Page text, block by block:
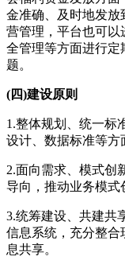
金准确、及时地发放
营管理，平台也可以
全管理等方面进行定
题。
(四)建设原则
1.整体规划、统一标
设计、数据标准等方
2.面向需求、模式创
导向，推动业务模式
3.统筹建设、共建共
信息系统，充分整合
息共享。